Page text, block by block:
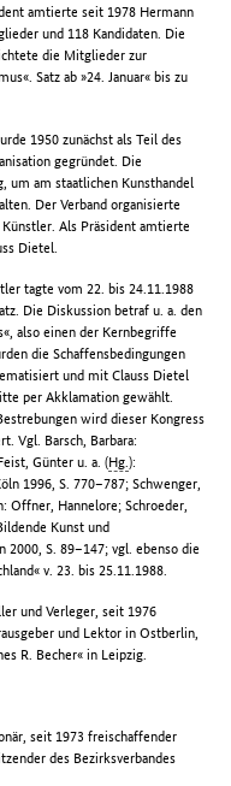
amtierte seit 1978 Hermann
und 118 Kandidaten. Die
die Mitglieder zur
Satz ab »24. Januar« bis zu
1950 zunächst als Teil des
gegründet. Die
um am staatlichen Kunsthandel
Der Verband organisierte
Als Präsident amtierte
Dietel.
tagte vom 22. bis 24.11.1988
Die Diskussion betraf u. a. den
also einen der Kernbegriffe
die Schaffensbedingungen
und mit Clauss Dietel
per Akklamation gewählt.
wird dieser Kongress
Vgl. Barsch, Barbara:
Günter u. a. (Hg.):
1996, S. 770–787; Schwenger,
Offner, Hannelore; Schroeder,
Kunst und
2000, S. 89–147; vgl. ebenso die
v. 23. bis 25.11.1988.
und Verleger, seit 1976
und Lektor in Ostberlin,
R. Becher« in Leipzig.
seit 1973 freischaffender
des Bezirksverbandes